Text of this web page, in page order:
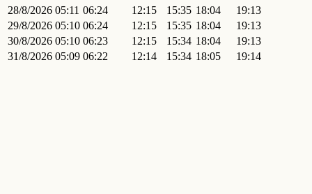
28/8/2026 05:11 06:24 12:15 15:35 18:04
19:13
29/8/2026 05:10 06:24 12:15 15:35 18:04
19:13
30/8/2026 05:10 06:23 12:15 15:34 18:04
19:13
31/8/2026 05:09 06:22 12:14 15:34 18:05 19:14